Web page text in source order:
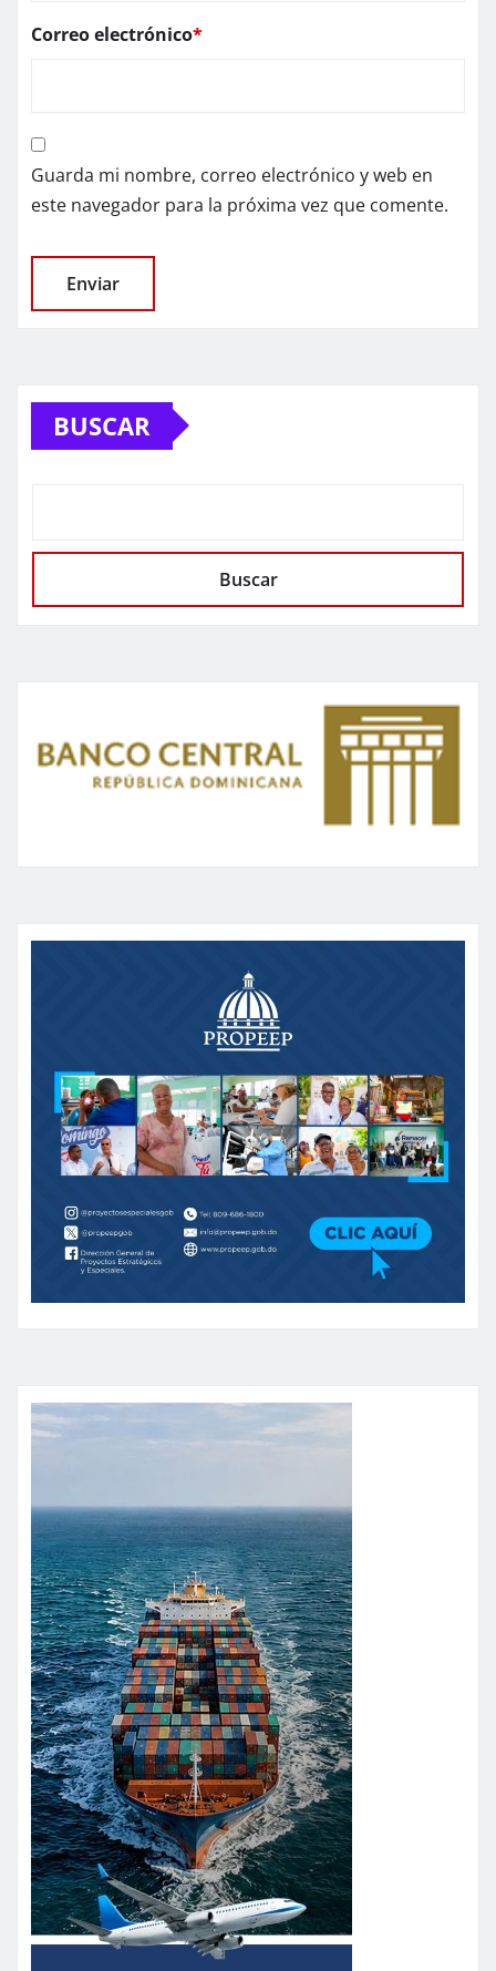
Correo electrónico*
Guarda mi nombre, correo electrónico y web en
este navegador para la próxima vez que comente.
BUSCAR
Buscar